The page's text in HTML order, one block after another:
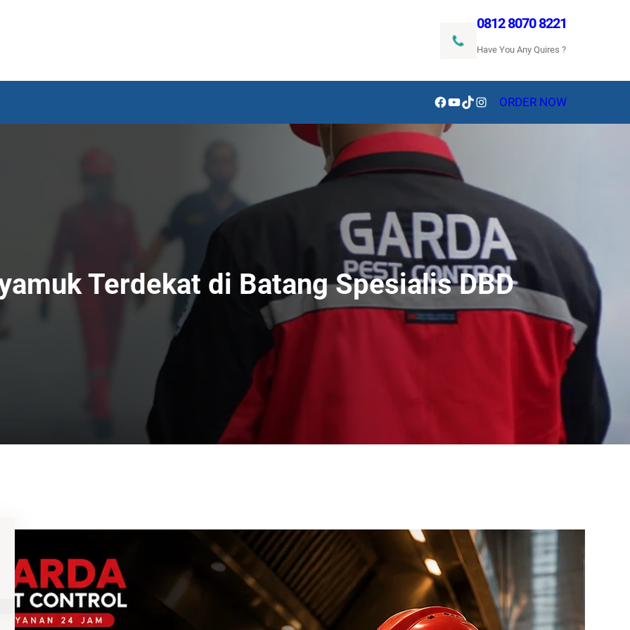
0812 8070 8221
Have You Any Quires ?
Facebook
YouTube
TikTokInstagramORDER NOW
Terdekat di Batang Spesialis DBD